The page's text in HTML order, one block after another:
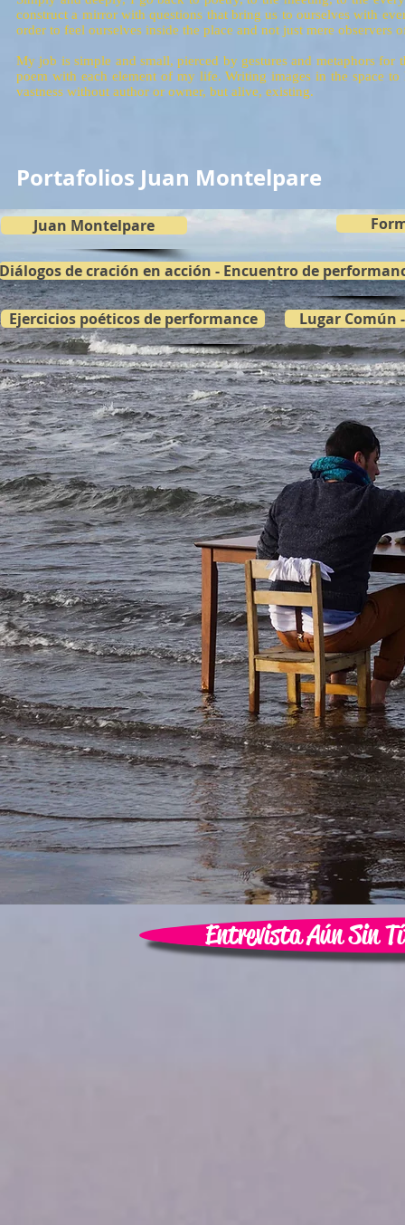
construct a mirror with questions that bring us to ourselves with
order to feel ourselves inside the place and not just mere observers
My job is simple and small, pierced by gestures and metaphors
poem with each element of my life. Writing images in the space
vastness without author or owner, but alive, existing.
Portafolios Juan Montelpare
Ejercicios poéticos de performance
Juan Montelpare
Diálogos de cración en acción - Encuentro de
Lugar
Entrevista Aún Sin